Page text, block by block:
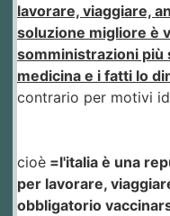
lavorare, viaggiare,
soluzione migliore è
somministrazioni più
medicina e i fatti lo
contrario per motivi
cioè =l'italia è una
per lavorare,
obbligatorio